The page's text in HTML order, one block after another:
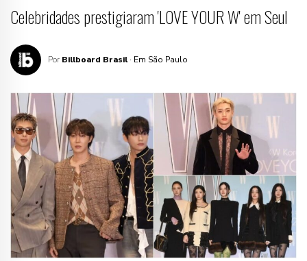
Celebridades prestigiaram 'LOVE YOUR W' em Seul
Por Billboard Brasil · Em São Paulo